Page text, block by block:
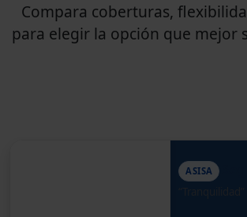
Compara coberturas,
para elegir la opción que mejor
ASISA